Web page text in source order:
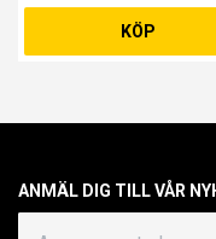
KÖP
ANMÄL DIG TILL VÅR